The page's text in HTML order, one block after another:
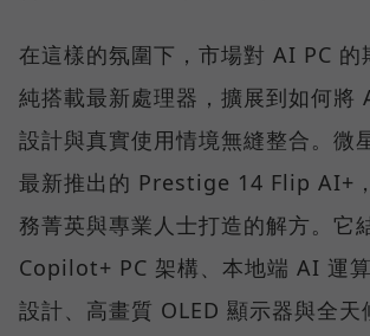
在這樣的氛圍下，市場對 AI PC 的
純搭載最新處理器，擴展到如何將
設計與真實使用情境無縫整合。微
最新推出的 Prestige 14 Flip AI+
務菁英與專業人士打造的解方。它
Copilot+ PC 架構、本地端 AI 運
設計、高畫質 OLED 顯示器與全天